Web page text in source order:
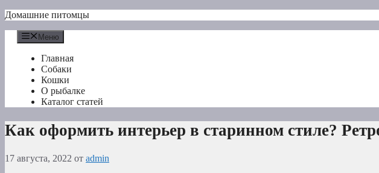
Перейти
содержимому
Домашние питомцы
Меню
Главная
Собаки
Кошки
О рыбалке
Каталог статей
Как оформить интерьер в старинном стиле?
17 августа, 2022 от admin